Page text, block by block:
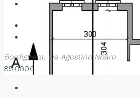
Bordighera, via Agostino Noaro
85.000€